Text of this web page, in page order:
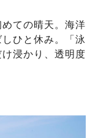
ての晴天。海洋
ひと休み。「泳
浸かり、透明度